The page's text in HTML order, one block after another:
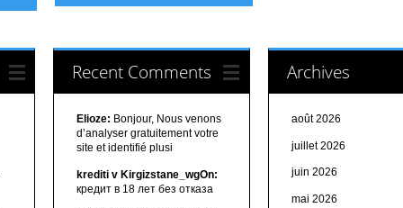
Recent Comments
Elioze: Bonjour, Nous venons
d’analyser gratuitement votre
site et identifié plusi
krediti v Kirgizstane_wgOn:
кредит в 18 лет без отказа
Archives
août 2026
juillet 2026
juin 2026
mai 2026